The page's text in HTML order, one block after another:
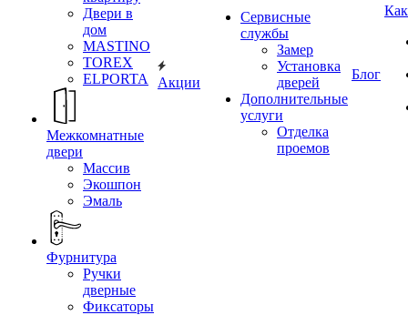
Двери в
дом
MASTINO
TOREX
ELPORTA
Межкомнатные
двери
Массив
Экошпон
Эмаль
Фурнитура
Ручки
дверные
Фиксаторы
Акции
Сервисные
службы
Замер
Установка
дверей
Дополнительные
услуги
Отделка
проемов
Блог